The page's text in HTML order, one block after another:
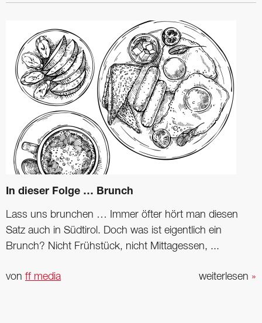
In dieser Folge … Brunch
Lass uns brunchen … Immer öfter hört man diesen
Satz auch in Südtirol. Doch was ist eigentlich ein
Brunch? Nicht Frühstück, nicht Mittagessen, ...
weiterlesen »
von ff media